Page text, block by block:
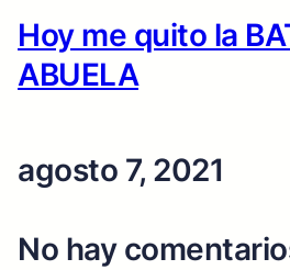
Hoy me quito la
ABUELA
agosto 7, 2021
No hay